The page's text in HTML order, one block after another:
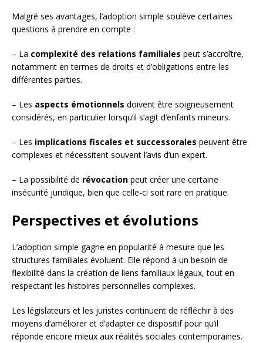
Malgré ses avantages, l’adoption simple soulève certaines
questions à prendre en compte :
– La complexité des relations familiales peut s’accroître,
notamment en termes de droits et d’obligations entre les
différentes parties.
– Les aspects émotionnels doivent être soigneusement
considérés, en particulier lorsqu’il s’agit d’enfants mineurs.
– Les implications fiscales et successorales peuvent être
complexes et nécessitent souvent l’avis d’un expert.
– La possibilité de révocation peut créer une certaine
insécurité juridique, bien que celle-ci soit rare en pratique.
Perspectives et évolutions
L’adoption simple gagne en popularité à mesure que les
structures familiales évoluent. Elle répond à un besoin de
flexibilité dans la création de liens familiaux légaux, tout en
respectant les histoires personnelles complexes.
Les législateurs et les juristes continuent de réfléchir à des
moyens d’améliorer et d’adapter ce dispositif pour qu’il
réponde encore mieux aux réalités sociales contemporaines.